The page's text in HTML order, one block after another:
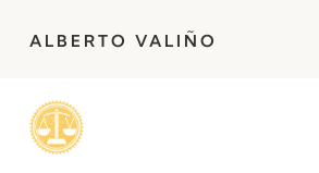
ALBERTO VALIÑO